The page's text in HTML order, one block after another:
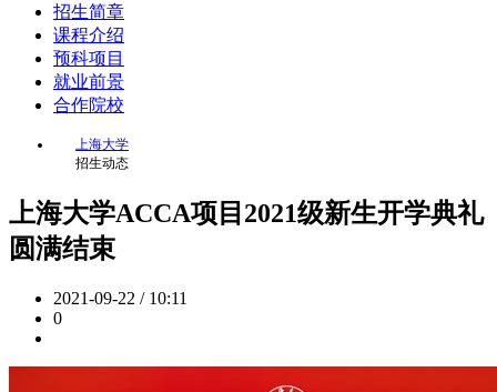
招生简章
课程介绍
预科项目
就业前景
合作院校
上海大学
招生动态
上海大学ACCA项目2021级新生开学典礼
圆满结束
2021-09-22 / 10:11
0